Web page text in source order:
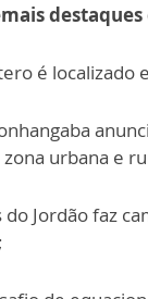
é localizado
urbana e
Jordão faz